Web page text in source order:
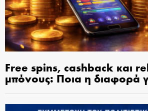
Free spins, cashback και
μπόνους: Ποια η διαφορά